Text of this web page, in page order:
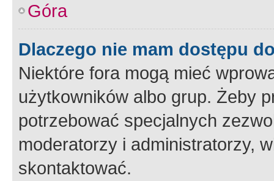
Góra
Dlaczego nie mam dostępu
Niektóre fora mogą mieć
użytkowników albo grup. Żeby
potrzebować specjalnych
moderatorzy i administratorzy,
skontaktować.